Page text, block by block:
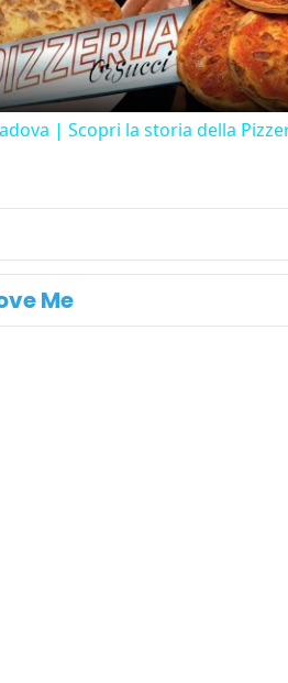
Video
| Scopri la storia della
Me